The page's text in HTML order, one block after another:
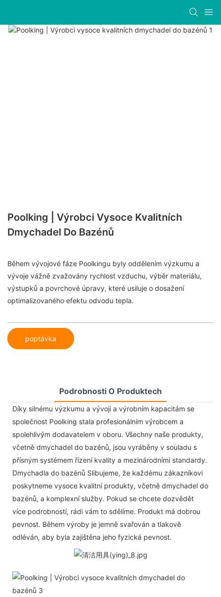
Poolking | Výrobci Vysoce Kvalitních
Dmychadel Do Bazénů
Během vývojové fáze Poolkingu byly oddělením výzkumu a
vývoje vážně zvažovány rychlost vzduchu, výběr materiálu,
výstupků a povrchové úpravy, které usiluje o dosažení
optimalizovaného efektu odvodu tepla.
poptávka
Podrobnosti O Produktech
Díky silnému výzkumu a vývoji a výrobním kapacitám se
společnost Poolking stala profesionálním výrobcem a
spolehlivým dodavatelem v oboru. Všechny naše produkty,
včetně dmychadel do bazénů, jsou vyráběny v souladu s
přísným systémem řízení kvality a mezinárodními standardy.
Dmychadla do bazénů Slibujeme, že každému zákazníkovi
poskytneme vysoce kvalitní produkty, včetně dmychadel do
bazénů, a komplexní služby. Pokud se chcete dozvědět
více podrobností, rádi vám to sdělíme. Produkt má dobrou
pevnost. Během výroby je jemně svařován a tlakově
odléván, aby byla zajištěna jeho fyzická pevnost.